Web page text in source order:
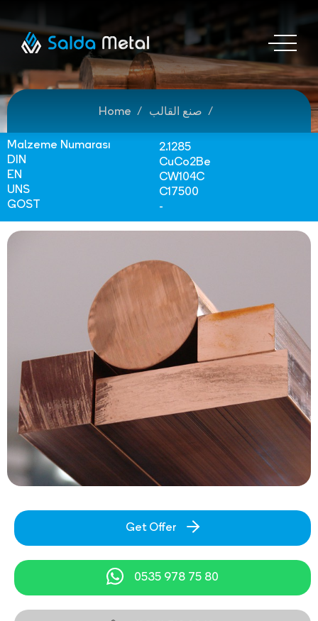
Home صنع القالب
Malzeme Numarası
2.1285
DIN
CuCo2Be
EN
CW104C
UNS
C17500
GOST
-
Get Offer
0535 978 75 80